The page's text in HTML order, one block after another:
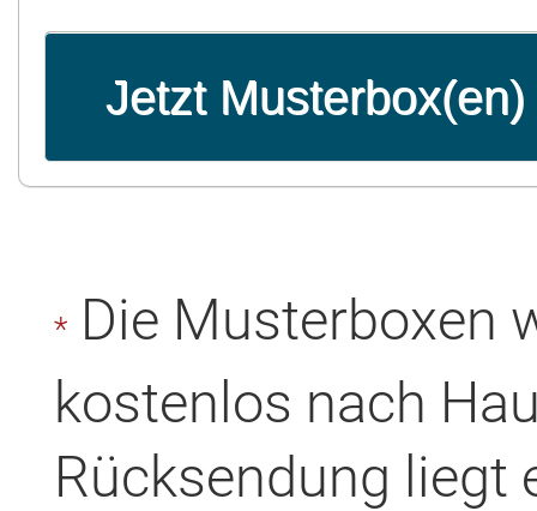
Jetzt
* Die Musterboxen
kostenlos nach
Rücksendung liegt